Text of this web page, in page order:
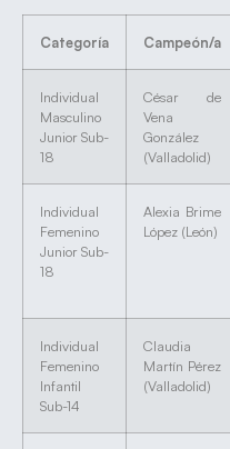
Categoría Campeón/a
Individual
Masculino
Junior Sub-
18
César de
Vena
González
(Valladolid)
Individual
Femenino
Junior Sub-
18
Alexia Brime
López (León)
Individual
Femenino
Infantil
Sub-14
Claudia
Martín Pérez
(Valladolid)